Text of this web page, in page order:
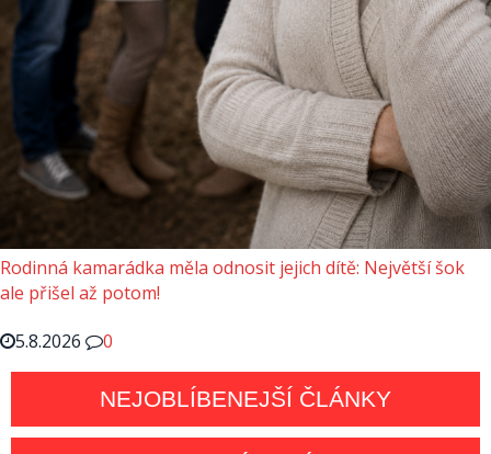
Rodinná kamarádka měla odnosit jejich dítě: Největší šok
ale přišel až potom!
5.8.2026
0
NEJOBLÍBENEJŠÍ ČLÁNKY